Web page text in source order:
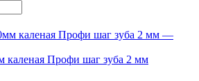
каленая Профи шаг зуба 2 мм